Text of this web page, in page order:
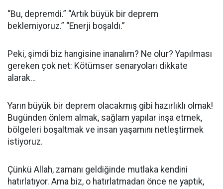
“Bu, depremdi.” “Artık büyük bir deprem
beklemiyoruz.” “Enerji boşaldı.”
Peki, şimdi biz hangisine inanalım? Ne olur? Yapılması
gereken çok net: Kötümser senaryoları dikkate
alarak…
Yarın büyük bir deprem olacakmış gibi hazırlıklı olmak!
Bugünden önlem almak, sağlam yapılar inşa etmek,
bölgeleri boşaltmak ve insan yaşamını netleştirmek
istiyoruz.
Çünkü Allah, zamanı geldiğinde mutlaka kendini
hatırlatıyor. Ama biz, o hatırlatmadan önce ne yaptık,